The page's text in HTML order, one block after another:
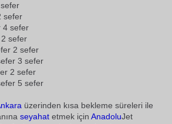
sefer
4 sefer
sefer
2 sefer
3 sefer
2 sefer
5 sefer
üzerinden kısa bekleme süreleri ile
seyahat etmek için AnadoluJet